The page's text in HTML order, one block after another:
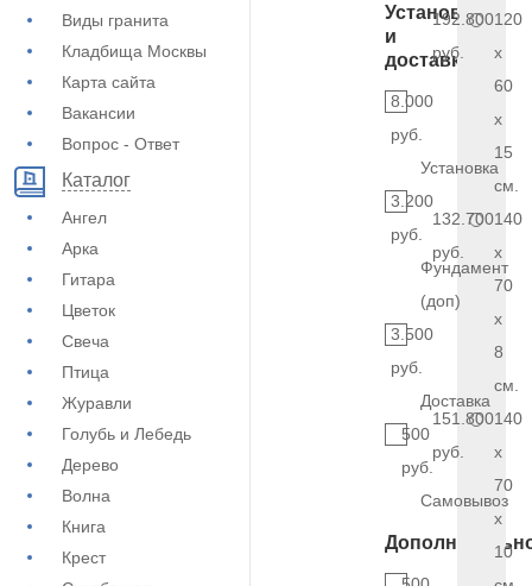
Виды гранита
Кладбища Москвы
Карта сайта
Вакансии
Вопрос - Ответ
Каталог
Ангел
Арка
Гитара
Цветок
Свеча
Птица
Журавли
Голубь и Лебедь
Дерево
Волна
Книга
Крест
Установка
и
доставка
8.000
руб.
Установка
3.200
руб.
Фундамент
(доп)
3.500
руб.
Доставка
500
руб.
Самовывоз
192.800
руб.
120
x
60
x
15
см.
132.700
руб.
140
x
70
x
8
см.
151.800
руб.
140
x
70
x
10